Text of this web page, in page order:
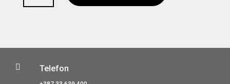
metalni
količina
 Telefon